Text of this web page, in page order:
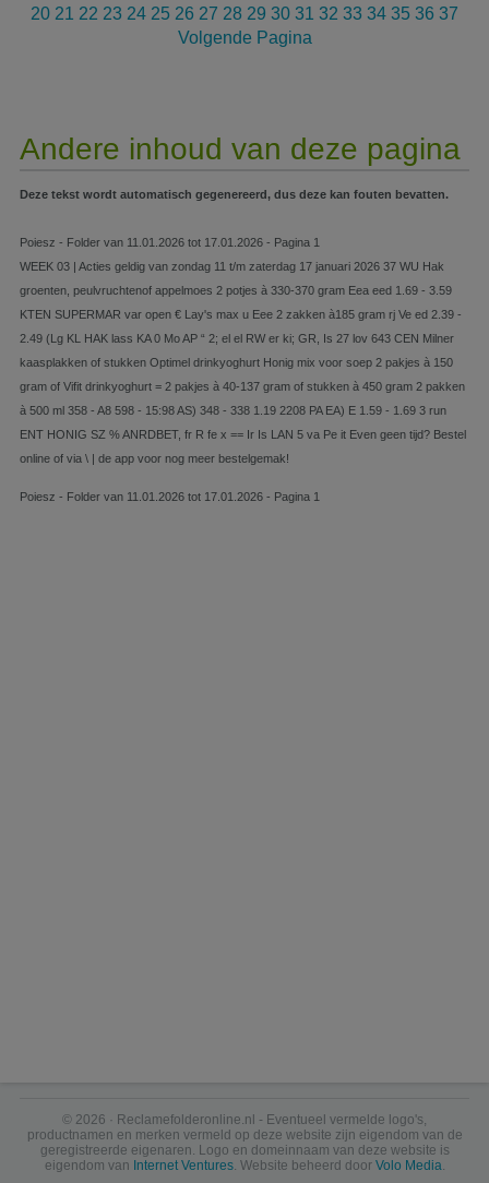
20 21 22 23 24 25 26 27 28 29 30 31 32 33 34 35 36 37
Volgende Pagina
Andere inhoud van deze pagina
Deze tekst wordt automatisch gegenereerd, dus deze kan fouten bevatten.
Poiesz - Folder van 11.01.2026 tot 17.01.2026 - Pagina 1
WEEK 03 | Acties geldig van zondag 11 t/m zaterdag 17 januari 2026 37 WU Hak
groenten, peulvruchtenof appelmoes 2 potjes à 330-370 gram Eea eed 1.69 - 3.59
KTEN SUPERMAR var open € Lay's max u Eee 2 zakken à185 gram rj Ve ed 2.39 -
2.49 (Lg KL HAK lass KA 0 Mo AP “ 2; el el RW er ki; GR, Is 27 lov 643 CEN Milner
kaasplakken of stukken Optimel drinkyoghurt Honig mix voor soep 2 pakjes à 150
gram of Vifit drinkyoghurt = 2 pakjes à 40-137 gram of stukken à 450 gram 2 pakken
à 500 ml 358 - A8 598 - 15:98 AS) 348 - 338 1.19 2208 PA EA) E 1.59 - 1.69 3 run
ENT HONIG SZ % ANRDBET, fr R fe x == Ir Is LAN 5 va Pe it Even geen tijd? Bestel
online of via \ | de app voor nog meer bestelgemak!
Poiesz - Folder van 11.01.2026 tot 17.01.2026 - Pagina 1
© 2026 · Reclamefolderonline.nl - Eventueel vermelde logo's,
productnamen en merken vermeld op deze website zijn eigendom van de
geregistreerde eigenaren. Logo en domeinnaam van deze website is
eigendom van Internet Ventures. Website beheerd door Volo Media.